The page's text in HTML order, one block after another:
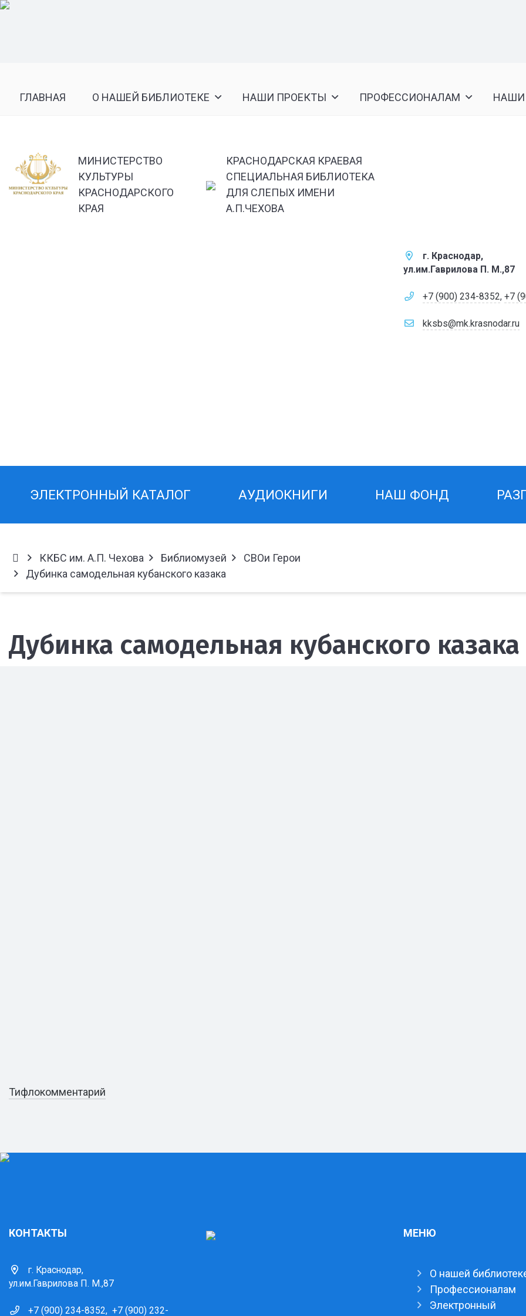
ГЛАВНАЯ О НАШЕЙ БИБЛИОТЕКЕ НАШИ ПРОЕКТЫ ПРОФЕССИОНАЛАМ НАШИ
МИНИСТЕРСТВО
КУЛЬТУРЫ
КРАСНОДАРСКОГО
КРАЯ
КРАСНОДАРСКАЯ КРАЕВАЯ
СПЕЦИАЛЬНАЯ БИБЛИОТЕКА
ДЛЯ СЛЕПЫХ ИМЕНИ
А.П.ЧЕХОВА
г. Краснодар,
ул.им.Гаврилова П. М.,87
+7 (900) 234-8352, +7
kksbs@mk.krasnodar.ru
ЭЛЕКТРОННЫЙ КАТАЛОГ АУДИОКНИГИ НАШ ФОНД
ККБС им. А.П. Чехова Библиомузей
СВОи Герои
Дубинка самодельная кубанского казака
Дубинка самодельная кубанского казака
Тифлокомментарий
КОНТАКТЫ
г. Краснодар,
ул.им.Гаврилова П. М.,87
+7 (900) 234-8352, +7 (900) 232-
МЕНЮ
О нашей
Профессионалам
Электронный